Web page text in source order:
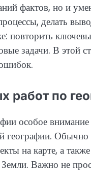
фактов, но и
делать
повторить
задачи. В этой
работ по
особое
на карте, а
Важно не